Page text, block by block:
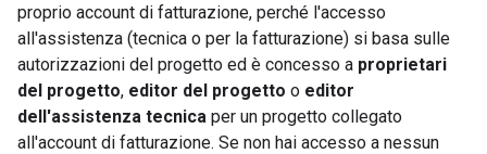
proprio account di fatturazione, perché l'accesso
all'assistenza (tecnica o per la fatturazione) si basa sulle
autorizzazioni del progetto ed è concesso a proprietari
del progetto, editor del progetto o editor
dell'assistenza tecnica per un progetto collegato
all'account di fatturazione. Se non hai accesso a nessun